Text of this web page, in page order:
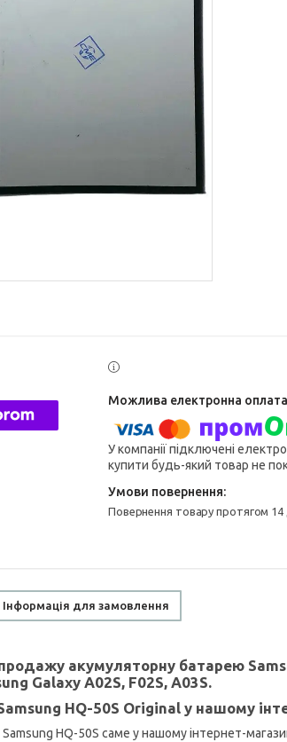
У компанії підключені
купити будь-який товар не
повернення товару протягом 14
Інформація для замовлення
акумуляторну батарею
Galaxy A02S, F02S, A03S.
HQ-50S Original у нашому
HQ-50S саме у нашому інтернет-